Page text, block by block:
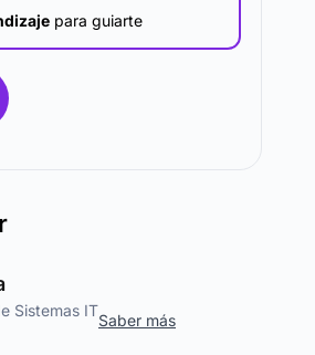
para guiarte
Sistemas IT
Saber más